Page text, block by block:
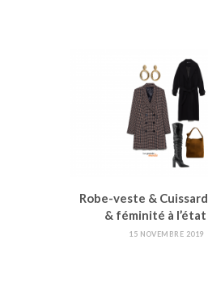
Robe-veste &
& féminité à
15 NOVEMBRE 2019